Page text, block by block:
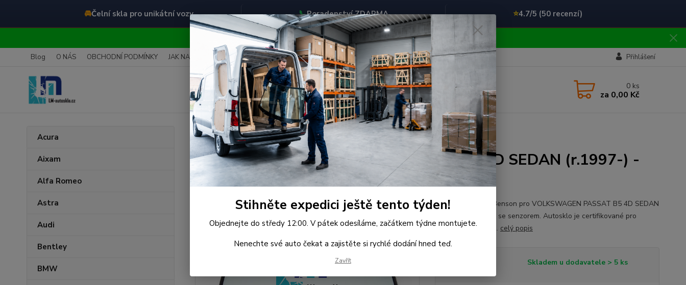
🚘Čelní skla pro unikátní vozy 📞Poradenství ZDARMA ⭐4.7/5 (50 recenzí)
OBJEDNÁVEJTE DO STŘEDY 12:00 - KAŽDÝ PÁTEK EXPEDUJEME!!
Blog O NÁS OBCHODNÍ PODMÍNKY JAK NAKUPOVAT KONTAKTY Přihlášení
Hledat 0 ks
za 0,00 Kč
Acura
Aixam
Alfa Romeo
Astra
Audi
Bentley
BMW
Úvod Volkswagen Čelní Sklo - VOLKSWAGEN PASSAT B5 4D SEDAN (r.1997-) - Senzor
Čelní Sklo - VOLKSWAGEN PASSAT B5 4D SEDAN (r.1997-) -
Senzor
Kvalitní čelní sklo Benson pro VOLKSWAGEN PASSAT B5 4D SEDAN
(r. 1997-). Varianta se senzorem. Autosklo je certifikované pro
legální použití v ČR. celý popis
Skladem u dodavatele > 5 ks
Stihněte expedici ještě tento týden!
Objednejte do středy 12:00. V pátek odesíláme, začátkem týdne montujete.
Nenechte své auto čekat a zajistěte si rychlé dodání hned teď.
Zavřít